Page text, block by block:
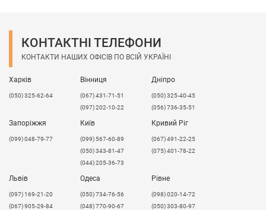
КОНТАКТНІ ТЕЛЕФОНИ
КОНТАКТИ НАШИХ ОФІСІВ ПО ВСІЙ УКРАЇНІ
Харків
(050) 325-62-64
Вінниця
(067) 431-71-51
(097) 202-10-22
Дніпро
(050) 325-40-45
(056) 736-35-51
Запоріжжя
(099) 048-79-77
Київ
(099) 567-60-89
(050) 343-81-47
(044) 205-36-73
Кривий Ріг
(067) 491-22-25
(075) 401-78-22
Львів
​(097) 169-21-20
(067) 905-29-84
Одеса
(050) 734-76-56
(048) 770-90-67
Рівне
(098) 020-14-72
(050) 303-80-97